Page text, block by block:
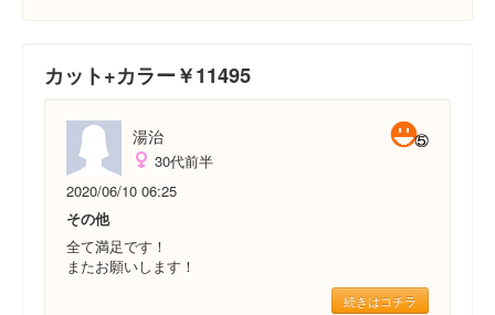
カット+カラー￥11495
湯治
30代前半
2020/06/10 06:25
その他
全て満足です！
またお願いします！
続きはコチラ